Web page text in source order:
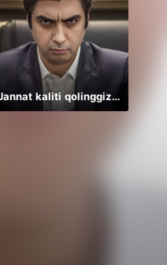
Jannat kaliti qolinggizda🤲